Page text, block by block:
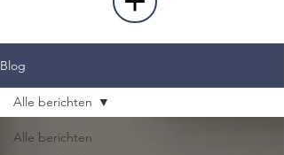
Blog
Alle berichten
Alle berichten